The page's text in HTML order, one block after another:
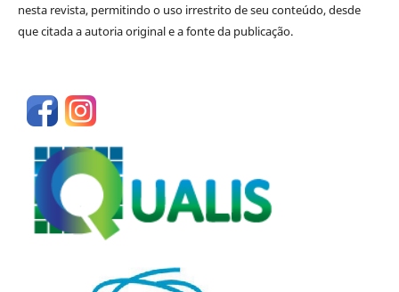
nesta revista, permitindo o uso irrestrito de seu conteúdo, desde
que citada a autoria original e a fonte da publicação.